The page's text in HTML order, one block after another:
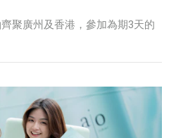
聚廣州及香港，參加為期3天的